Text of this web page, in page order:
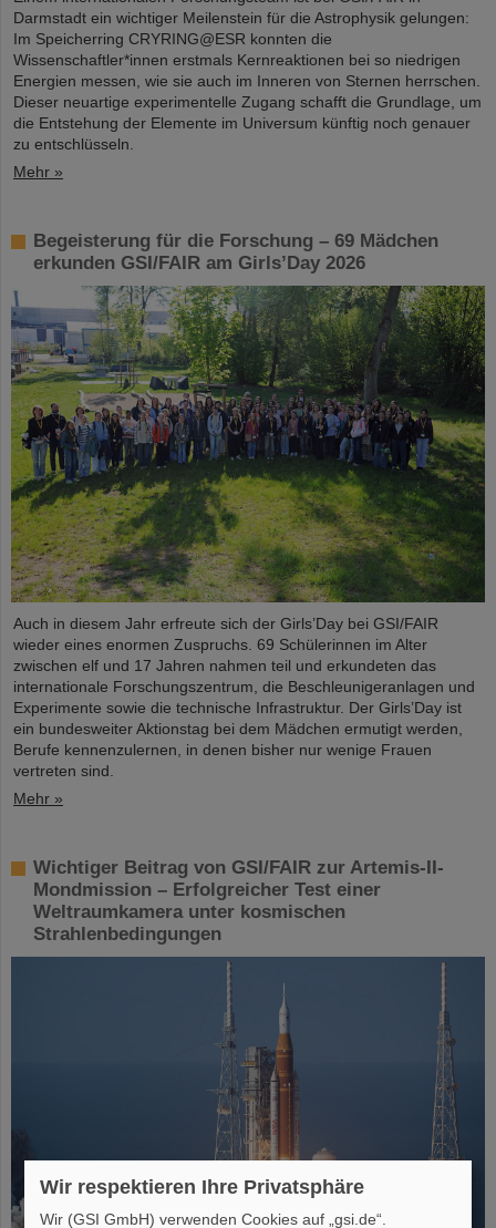
Darmstadt ein wichtiger Meilenstein für die Astrophysik gelungen:
Im Speicherring CRYRING@ESR konnten die
Wissenschaftler*innen erstmals Kernreaktionen bei so niedrigen
Energien messen, wie sie auch im Inneren von Sternen herrschen.
Dieser neuartige experimentelle Zugang schafft die Grundlage, um
die Entstehung der Elemente im Universum künftig noch genauer
zu entschlüsseln.
Mehr »
Begeisterung für die Forschung – 69 Mädchen
erkunden GSI/FAIR am Girls’Day 2026
Auch in diesem Jahr erfreute sich der Girls’Day bei GSI/FAIR
wieder eines enormen Zuspruchs. 69 Schülerinnen im Alter
zwischen elf und 17 Jahren nahmen teil und erkundeten das
internationale Forschungszentrum, die Beschleunigeranlagen und
Experimente sowie die technische Infrastruktur. Der Girls’Day ist
ein bundesweiter Aktionstag bei dem Mädchen ermutigt werden,
Berufe kennenzulernen, in denen bisher nur wenige Frauen
vertreten sind.
Mehr »
Wichtiger Beitrag von GSI/FAIR zur Artemis-II-
Mondmission – Erfolgreicher Test einer
Weltraumkamera unter kosmischen
Strahlenbedingungen
Wir respektieren Ihre Privatsphäre
Wir (GSI GmbH) verwenden Cookies auf „gsi.de“.